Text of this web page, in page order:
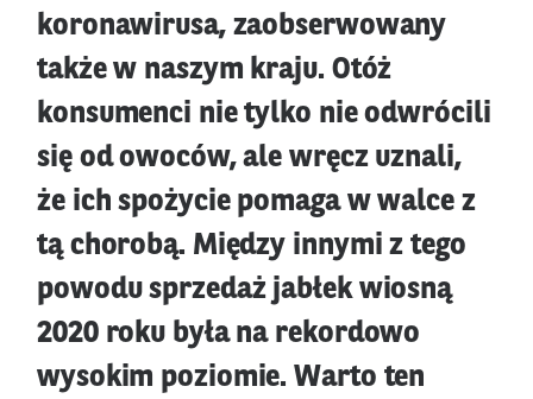
koronawirusa, zaobserwowany
także w naszym kraju. Otóż
konsumenci nie tylko nie odwrócili
się od owoców, ale wręcz uznali,
że ich spożycie pomaga w walce z
tą chorobą. Między innymi z tego
powodu sprzedaż jabłek wiosną
2020 roku była na rekordowo
wysokim poziomie. Warto ten